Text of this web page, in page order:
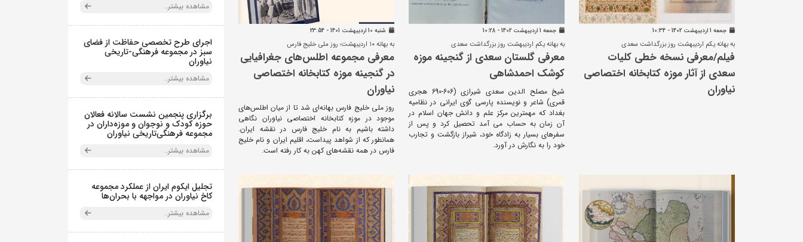
جمعه 1 ارديبهشت 1402 - 10:34
به بهانه یکم اردیبهشت روز بزرگداشت سعدی
فیلم/معرفی نسخه خطی کلیات
سعدی از آثار موزه کتابخانه اختصاصی
نیاوران
جمعه 1 ارديبهشت 1402 - 10:28
به بهانه یکم اردیبهشت روز بزرگداشت سعدی
معرفی گلستان سعدی از گنجینه موزه
کوشک احمدشاهی
شیخ مصلح الدین سعدی شیرازی (606-690 هجری
قمری) شاعر و نویسنده پارسی گوی ایرانی در نظامیه
بغداد که مهمترین مرکز علم و دانش جهان اسلام در
آن زمان به حساب می آمد تحصیل کرد و پس از
سفرهای بسیار به زادگاه خود، شیراز بازگشت و تجارب
خود را به نگارش در آورد.
شنبه 10 ارديبهشت 1401 - 23:54
به بهانه ۱۰ اردیبهشت؛ روز ملی خلیج فارس
معرفی مجموعه اطلس‌های جغرافیایی
در گنجینه موزه کتابخانه اختصاصی
نیاوران
روز ملی خلیج فارس بهانه‌ای شد تا از میان اطلس‌های
موجود در موزه کتابخانه اختصاصی نیاوران نگاهی
داشته باشیم به نام خلیج فارس در نقشه ایران.
همانطور که از شواهد پیداست، اقلیم ایران و نام خلیج
فارس در همه نقشه‌های کهن به کار رفته‌ است.
مشاهده بیشتر..
اجرای طرح تخصصی حفاظت از فضای
سبز در مجموعه فرهنگی-تاریخی
نیاوران
مشاهده بیشتر..
برگزاری پنجمین نشست سالانه فعالان
حوزه کودک و نوجوان و موزه‌داران در
مجموعه فرهنگی‌تاریخی نیاوران
مشاهده بیشتر..
تجلیل ایکوم ایران از عملکرد مجموعه
کاخ نیاوران در مواجهه با بحران‌ها
مشاهده بیشتر..